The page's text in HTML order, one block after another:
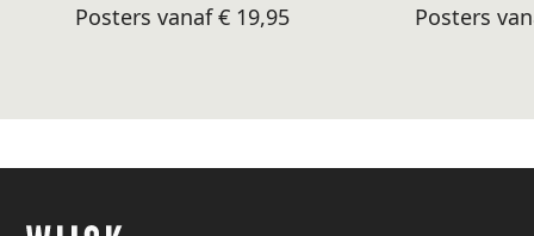
Posters vanaf € 19,95 Posters